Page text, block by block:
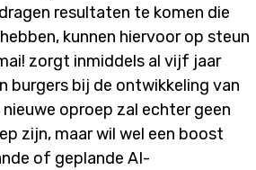
resultaten te komen die
kunnen hiervoor op steun
! zorgt inmiddels al vijf jaar
burgers bij de ontwikkeling van
nieuwe oproep zal echtergeen
zijn, maar wil wel een boost
of geplande AI-